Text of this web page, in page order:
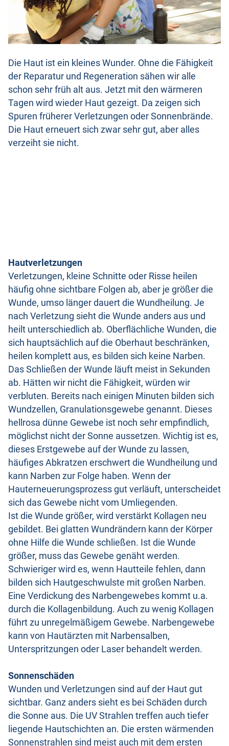
Die Haut ist ein kleines Wunder. Ohne die Fähigkeit
der Reparatur und Regeneration sähen wir alle
schon sehr früh alt aus. Jetzt mit den wärmeren
Tagen wird wieder Haut gezeigt. Da zeigen sich
Spuren früherer Verletzungen oder Sonnenbrände.
Die Haut erneuert sich zwar sehr gut, aber alles
verzeiht sie nicht.
Hautverletzungen
Verletzungen, kleine Schnitte oder Risse heilen
häufig ohne sichtbare Folgen ab, aber je größer die
Wunde, umso länger dauert die Wundheilung. Je
nach Verletzung sieht die Wunde anders aus und
heilt unterschiedlich ab. Oberflächliche Wunden, die
sich hauptsächlich auf die Oberhaut beschränken,
heilen komplett aus, es bilden sich keine Narben.
Das Schließen der Wunde läuft meist in Sekunden
ab. Hätten wir nicht die Fähigkeit, würden wir
verbluten. Bereits nach einigen Minuten bilden sich
Wundzellen, Granulationsgewebe genannt. Dieses
hellrosa dünne Gewebe ist noch sehr empfindlich,
möglichst nicht der Sonne aussetzen. Wichtig ist es,
dieses Erstgewebe auf der Wunde zu lassen,
häufiges Abkratzen erschwert die Wundheilung und
kann Narben zur Folge haben. Wenn der
Hauterneuerungsprozess gut verläuft, unterscheidet
sich das Gewebe nicht vom Umliegenden.
Ist die Wunde größer, wird verstärkt Kollagen neu
gebildet. Bei glatten Wundrändern kann der Körper
ohne Hilfe die Wunde schließen. Ist die Wunde
größer, muss das Gewebe genäht werden.
Schwieriger wird es, wenn Hautteile fehlen, dann
bilden sich Hautgeschwulste mit großen Narben.
Eine Verdickung des Narbengewebes kommt u.a.
durch die Kollagenbildung. Auch zu wenig Kollagen
führt zu unregelmäßigem Gewebe. Narbengewebe
kann von Hautärzten mit Narbensalben,
Unterspritzungen oder Laser behandelt werden.
Sonnenschäden
Wunden und Verletzungen sind auf der Haut gut
sichtbar. Ganz anders sieht es bei Schäden durch
die Sonne aus. Die UV Strahlen treffen auch tiefer
liegende Hautschichten an. Die ersten wärmenden
Sonnenstrahlen sind meist auch mit dem ersten